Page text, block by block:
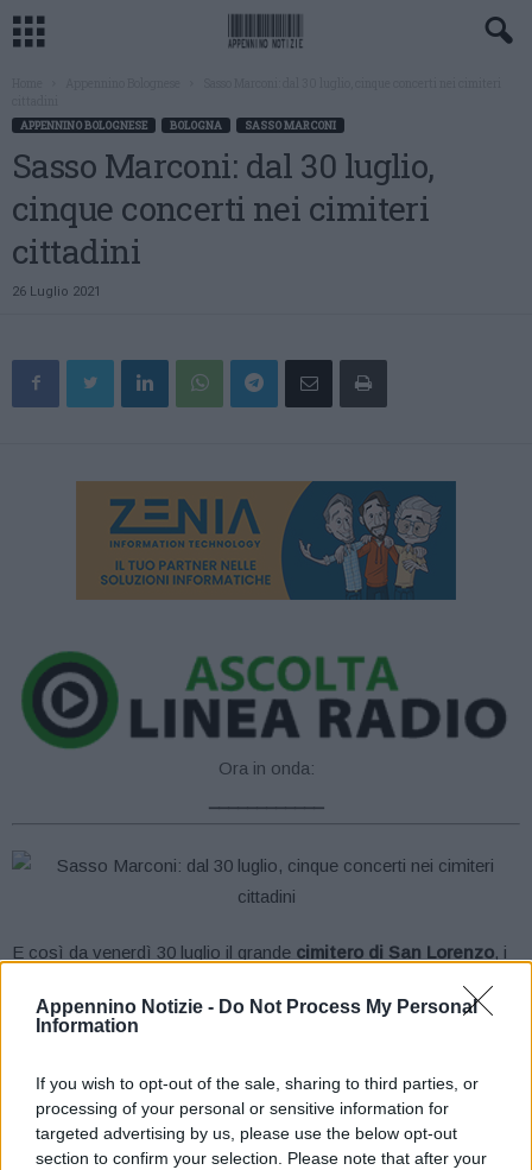
Appennino Notizie - Do Not Process My Personal
Information
If you wish to opt-out of the sale, sharing to third parties, or
processing of your personal or sensitive information for
targeted advertising by us, please use the below opt-out
section to confirm your selection. Please note that after your
APPENNINO BOLOGNESE BOLOGNA SASSO MARCONI
Sasso Marconi: dal 30 luglio,
cinque concerti nei cimiteri
cittadini
26 Luglio 2021
Ora in onda:
E così da venerdì 30 luglio il grande cimitero di San Lorenzo, i
parco
dell’Olivettaospiteranno cinque concerti al tramonto: la
per ascoltare note e melodie di grande suggestione riecheggiare
nel rispettoso silenzio di questi luoghi, restando idealmente vicini,
per una sera ancora, alle persone più care.